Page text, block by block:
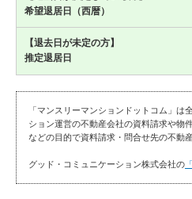
希望退居日（西暦）
【退去日が未定の方】
推定退居日
「マンスリーマンションドットコム」
ション運営の不動産会社の資料請求や物
などの目的で資料請求・問合せ先の不動
グッド・コミュニケーション株式会社の